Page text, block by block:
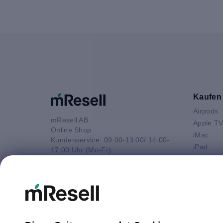
mResell AB
Online Shop
Kundenservice: 09:00-13:00/ 14:00-
17:00 Uhr (Mo-Fr)
info@mresell.de
Kaufen
Airpods
Apple TV
iMac
iPad